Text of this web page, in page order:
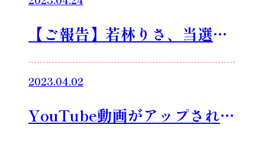
【ご報告】若林りさ、当選致
しました
2023.04.02
YouTube動画がアップされ